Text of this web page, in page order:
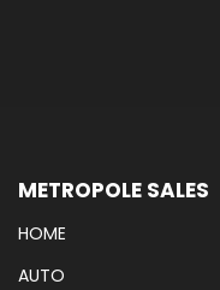
METROPOLE SALES
HOME
AUTO